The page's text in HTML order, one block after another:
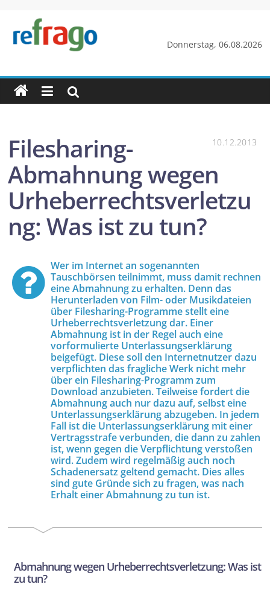
springen
Donnerstag, 06.08.2026
refrago
Rechtsfragen
online
verständlich
kostenlos
10.12.2013
Filesharing-
Abmahnung wegen
Urheberrechtsverletzu
ng: Was ist zu tun?
Wer im Internet an sogenannten
Tauschbörsen teilnimmt, muss damit rechnen
eine Abmahnung zu erhalten. Denn das
Herunterladen von Film- oder Musikdateien
über Filesharing-Programme stellt eine
Urheberrechtsverletzung dar. Einer
Abmahnung ist in der Regel auch eine
vorformulierte Unterlassungserklärung
beigefügt. Diese soll den Internetnutzer dazu
verpflichten das fragliche Werk nicht mehr
über ein Filesharing-Programm zum
Download anzubieten. Teilweise fordert die
Abmahnung auch nur dazu auf, selbst eine
Unterlassungserklärung abzugeben. In jedem
Fall ist die Unterlassungserklärung mit einer
Vertragsstrafe verbunden, die dann zu zahlen
ist, wenn gegen die Verpflichtung verstoßen
wird. Zudem wird regelmäßig auch noch
Schadenersatz geltend gemacht. Dies alles
sind gute Gründe sich zu fragen, was nach
Erhalt einer Abmahnung zu tun ist.
Abmahnung wegen Urheberrechtsverletzung: Was ist
zu tun?